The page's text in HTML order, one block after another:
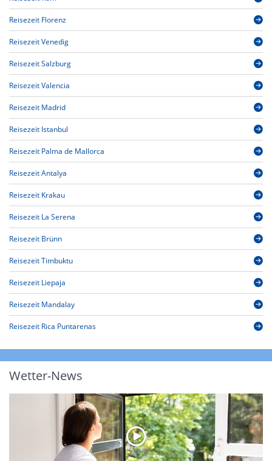
Reisezeit Florenz
Reisezeit Venedig
Reisezeit Salzburg
Reisezeit Valencia
Reisezeit Madrid
Reisezeit Istanbul
Reisezeit Palma de Mallorca
Reisezeit Antalya
Reisezeit Krakau
Reisezeit La Serena
Reisezeit Brünn
Reisezeit Timbuktu
Reisezeit Liepaja
Reisezeit Mandalay
Reisezeit Rica Puntarenas
Wetter-News